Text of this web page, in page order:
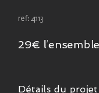
ref: 4113
29€ l’ensemble
Détails du projet